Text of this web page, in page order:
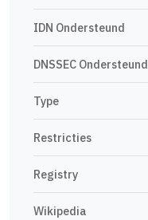
IDN Ondersteund
DNSSEC Ondersteund
Type
Restricties
Registry
Wikipedia